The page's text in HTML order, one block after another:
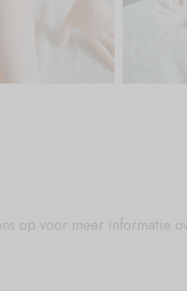
op voor meer informatie